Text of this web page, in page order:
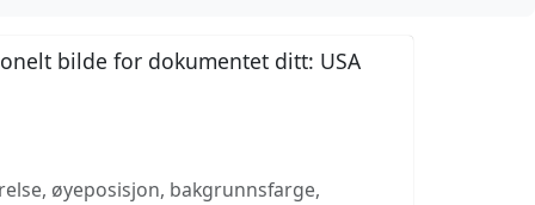
bilde for dokumentet ditt: USA
øyeposisjon, bakgrunnsfarge,